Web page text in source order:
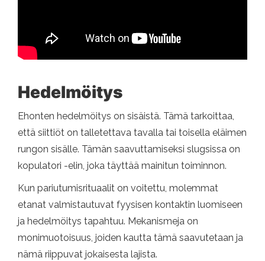
Hedelmöitys
Ehonten hedelmöitys on sisäistä. Tämä tarkoittaa,
että siittiöt on talletettava tavalla tai toisella eläimen
rungon sisälle. Tämän saavuttamiseksi slugsissa on
kopulatori -elin, joka täyttää mainitun toiminnon.
Kun pariutumisrituaalit on voitettu, molemmat
etanat valmistautuvat fyysisen kontaktin luomiseen
ja hedelmöitys tapahtuu. Mekanismeja on
monimuotoisuus, joiden kautta tämä saavutetaan ja
nämä riippuvat jokaisesta lajista.